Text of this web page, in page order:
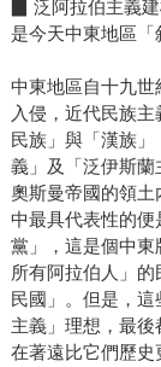
▉ 泛阿拉伯主義
是今天中東地區「
中東地區自十九
入侵，近代民族
民族」與「漢族
義」及「泛伊斯
奧斯曼帝國的領
中最具代表性的
黨」，這是個中
所有阿拉伯人」
民國」。但是，
主義」理想，最
在著遠比它們歷